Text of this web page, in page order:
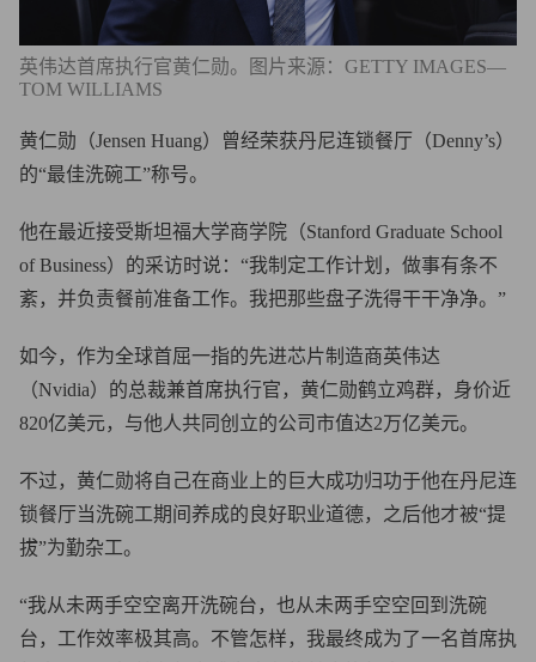
英伟达首席执行官黄仁勋。图片来源：GETTY IMAGES—
TOM WILLIAMS
黄仁勋（Jensen Huang）曾经荣获丹尼连锁餐厅（Denny’s）
的“最佳洗碗工”称号。
他在最近接受斯坦福大学商学院（Stanford Graduate School
of Business）的采访时说：“我制定工作计划，做事有条不
紊，并负责餐前准备工作。我把那些盘子洗得干干净净。”
如今，作为全球首屈一指的先进芯片制造商英伟达
（Nvidia）的总裁兼首席执行官，黄仁勋鹤立鸡群，身价近
820亿美元，与他人共同创立的公司市值达2万亿美元。
不过，黄仁勋将自己在商业上的巨大成功归功于他在丹尼连
锁餐厅当洗碗工期间养成的良好职业道德，之后他才被“提
拔”为勤杂工。
“我从未两手空空离开洗碗台，也从未两手空空回到洗碗
台，工作效率极其高。不管怎样，我最终成为了一名首席执